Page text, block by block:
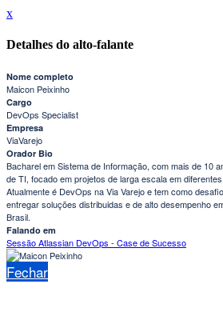
x
Detalhes do alto-falante
Nome completo
Maicon Peixinho
Cargo
DevOps Specialist
Empresa
ViaVarejo
Orador Bio
Bacharel em Sistema de Informação, com mais de 10
de TI, focado em projetos de larga escala em
Atualmente é DevOps na Via Varejo e tem como
entregar soluções distribuidas e de alto desempenho
Brasil.
Falando em
Sessão Atlassian DevOps - Case de Sucesso
Fechar